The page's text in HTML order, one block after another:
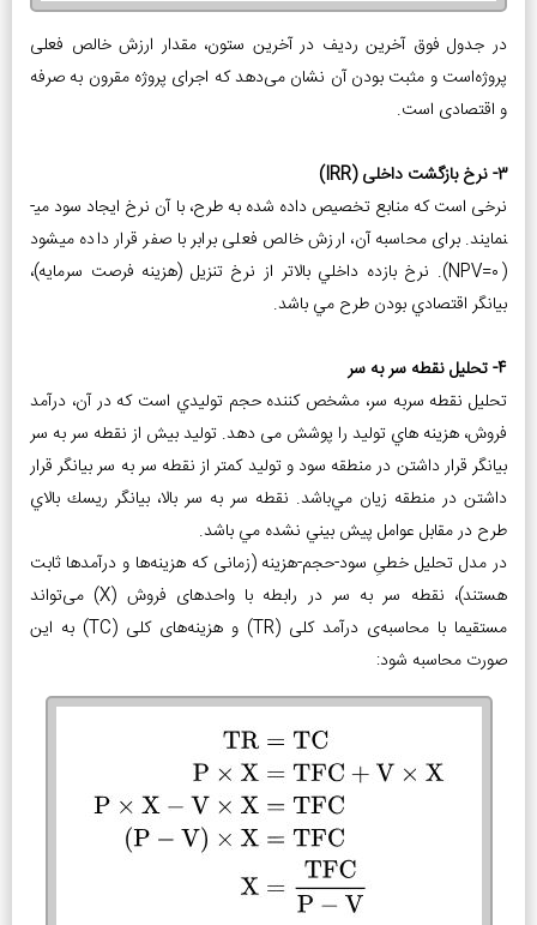
در جدول فوق آخرین ردیف در آخرین ستون، مقدار ارزش خالص فعلی
پروژه‌است و مثبت بودن آن نشان می‌دهد که اجرای پروژه مقرون به صرفه
و اقتصادی است.
3- نرخ بازگشت داخلی (IRR)
نرخی است که منابع تخصیص داده شده به طرح، با آن نرخ ایجاد سود می­
نمایند. برای محاسبه آن، ارزش خالص فعلی برابر با صفر قرار داده می­شود
(NPV=0). نرخ بازده داخلي بالاتر از نرخ تنزيل (هزينه فرصت سرمايه)،
بيانگر اقتصادي بودن طرح مي ­باشد.
4- تحلیل نقطه سر به سر
تحليل نقطه سربه سر، مشخص كننده حجم توليدي است كه در آن، درآمد
فروش، هزينه­ هاي توليد را پوشش می ­دهد. توليد بيش از نقطه سر به سر
بيانگر قرار داشتن در منطقه سود و توليد كم­تر از نقطه سر به سر بيانگر قرار
داشتن در منطقه زيان مي‌باشد. نقطه سر به سر بالا، بيانگر ريسك بالاي
طرح در مقابل عوامل پيش بيني نشده مي باشد.
در مدل تحلیل خطیِ سود-حجم-هزینه (زمانی که هزینه‌ها و درآمدها ثابت
هستند)، نقطه‌ سر به سر در رابطه با واحد‌های فروش (X) می‌تواند
مستقیما با محاسبه‌ی درآمد کلی (TR) و هزینه‌های کلی (TC) به این
صورت محاسبه شود: